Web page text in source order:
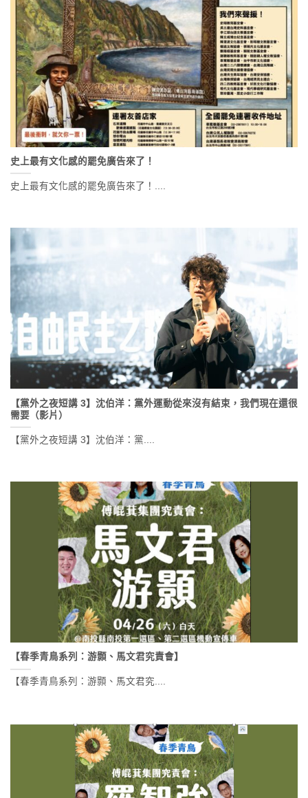
史上最有文化感的罷免廣告來了！
史上最有文化感的罷免廣告來了！....
【黨外之夜短講 3】沈伯洋：黨外運動從來沒有結束，我們現在還很
需要（影片）
【黨外之夜短講 3】沈伯洋：黨....
【春季青鳥系列：游顥、馬文君究責會】
【春季青鳥系列：游顥、馬文君究....